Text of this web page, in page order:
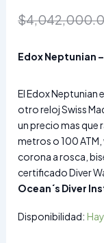
$
Edox Neptunian
El Edox Neptunian
otro reloj Swiss
un precio mas que
metros o 100
corona a rosca,
certificado Diver
Ocean´s Diver
Disponibilidad: